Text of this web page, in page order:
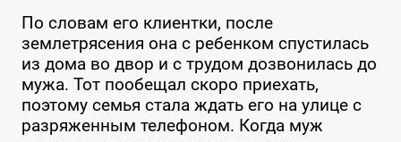
По словам его клиентки, после
землетрясения она с ребенком спустилась
из дома во двор и с трудом дозвонилась до
мужа. Тот пообещал скоро приехать,
поэтому семья стала ждать его на улице с
разряженным телефоном. Когда муж